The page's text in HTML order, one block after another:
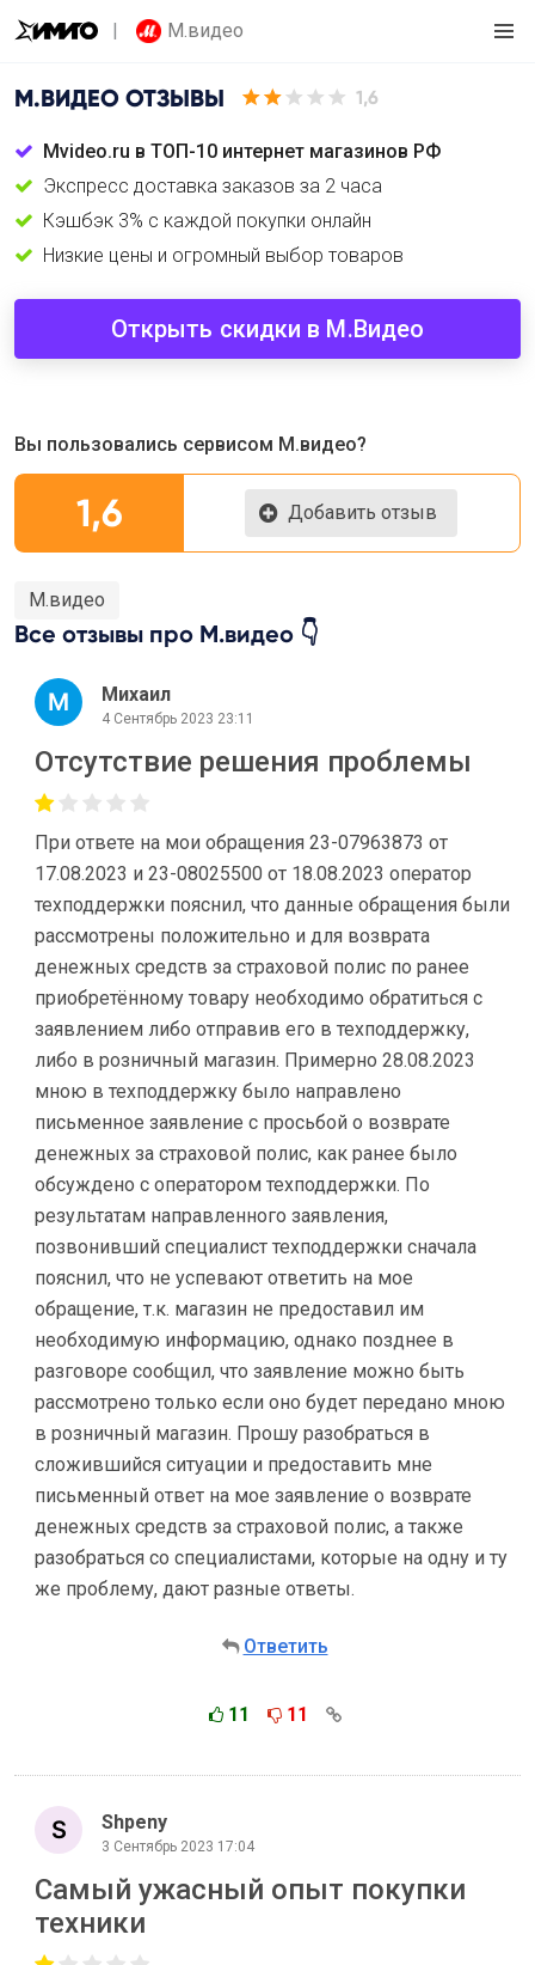
М.видео
М.ВИДЕО ОТЗЫВЫ 1,6
Mvideo.ru в ТОП-10 интернет магазинов РФ
Экспресс доставка заказов за 2 часа
Кэшбэк 3% с каждой покупки онлайн
Низкие цены и огромный выбор товаров
Открыть скидки в М.Видео
Вы пользовались сервисом М.видео?
1,6 Добавить отзыв
М.видео
Все отзывы про М.видео 👇
Михаил
4 Сентябрь 2023 23:11
Отсутствие решения проблемы
При ответе на мои обращения 23-07963873 от
17.08.2023 и 23-08025500 от 18.08.2023 оператор
техподдержки пояснил, что данные обращения были
рассмотрены положительно и для возврата
денежных средств за страховой полис по ранее
приобретённому товару необходимо обратиться с
заявлением либо отправив его в техподдержку,
либо в розничный магазин. Примерно 28.08.2023
мною в техподдержку было направлено
письменное заявление с просьбой о возврате
денежных за страховой полис, как ранее было
обсуждено с оператором техподдержки. По
результатам направленного заявления,
позвонивший специалист техподдержки сначала
пояснил, что не успевают ответить на мое
обращение, т.к. магазин не предоставил им
необходимую информацию, однако позднее в
разговоре сообщил, что заявление можно быть
рассмотрено только если оно будет передано мною
в розничный магазин. Прошу разобраться в
сложившийся ситуации и предоставить мне
письменный ответ на мое заявление о возврате
денежных средств за страховой полис, а также
разобраться со специалистами, которые на одну и ту
же проблему, дают разные ответы.
Ответить
11 11
Shpeny
3 Сентябрь 2023 17:04
Самый ужасный опыт покупки
техники